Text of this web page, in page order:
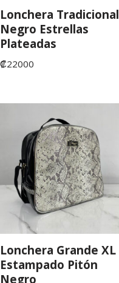
Lonchera Tradicional
Negro Estrellas
Plateadas
₡22000
Lonchera Grande XL
Estampado Pitón
Negro